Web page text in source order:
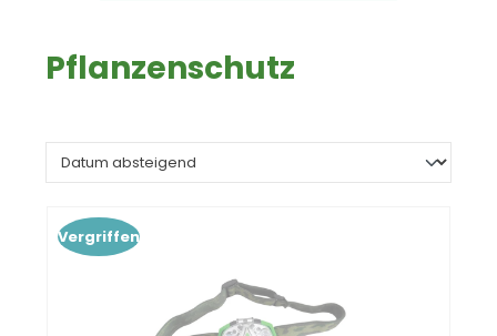
Pflanzenschutz
Vergriffen